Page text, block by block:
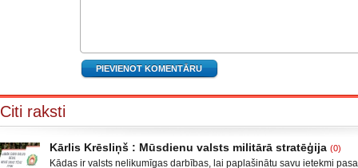
Citi raksti
Kārlis Krēsliņš : Mūsdienu valsts militārā stratēģija (0)
Kādas ir valsts nelikumīgas darbības, lai paplašinātu savu ietekmi